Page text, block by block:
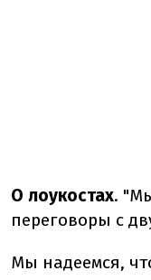
О лоукостах.
переговоры с
Мы надеемся,